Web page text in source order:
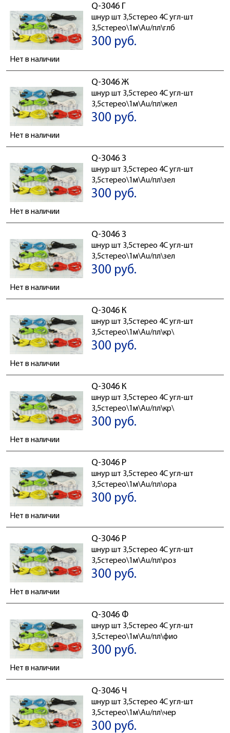
Q-3046 Г
шнур шт 3,5стерео 4C угл-шт
3,5стерео\1м\Au/пл\глб
300 руб.
Нет в наличии
Q-3046 Ж
шнур шт 3,5стерео 4C угл-шт
3,5стерео\1м\Au/пл\жел
300 руб.
Нет в наличии
Q-3046 З
шнур шт 3,5стерео 4C угл-шт
3,5стерео\1м\Au/пл\зел
300 руб.
Нет в наличии
Q-3046 З
шнур шт 3,5стерео 4C угл-шт
3,5стерео\1м\Au/пл\зел
300 руб.
Нет в наличии
Q-3046 К
шнур шт 3,5стерео 4C угл-шт
3,5стерео\1м\Au/пл\кр\
300 руб.
Нет в наличии
Q-3046 К
шнур шт 3,5стерео 4C угл-шт
3,5стерео\1м\Au/пл\кр\
300 руб.
Нет в наличии
Q-3046 Р
шнур шт 3,5стерео 4C угл-шт
3,5стерео\1м\Au/пл\ора
300 руб.
Нет в наличии
Q-3046 Р
шнур шт 3,5стерео 4C угл-шт
3,5стерео\1м\Au/пл\роз
300 руб.
Нет в наличии
Q-3046 Ф
шнур шт 3,5стерео 4C угл-шт
3,5стерео\1м\Au/пл\фио
300 руб.
Нет в наличии
Q-3046 Ч
шнур шт 3,5стерео 4C угл-шт
3,5стерео\1м\Au/пл\чер
300 руб.